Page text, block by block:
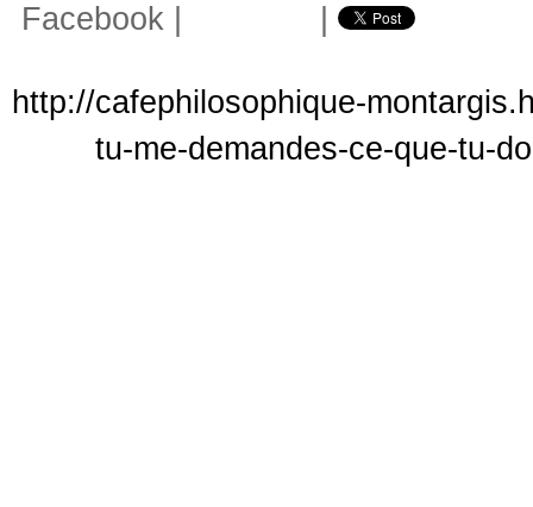
Facebook
http://cafephilosophique-
tu-me-demandes-ce-que-tu-